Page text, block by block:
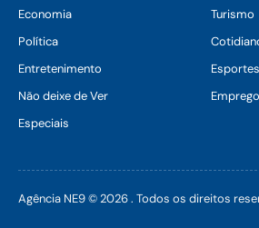
Economia
Turismo
Política
Entretenimento
Esportes
Não deixe de Ver
Especiais
Agência NE9 © 2026 . Todos os direitos